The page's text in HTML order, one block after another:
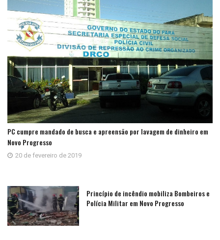
PC cumpre mandado de busca e apreensão por lavagem de dinheiro em
Novo Progresso
20 de fevereiro de 2019
Princípio de incêndio mobiliza Bombeiros e
Polícia Militar em Novo Progresso